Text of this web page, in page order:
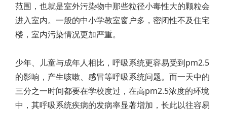
范围，也就是室外污染物中那些粒径小毒性大的颗粒会
进入室内。一般的中小学教室窗户多，密闭性不及住宅
楼，室内污染情况更加严重。
少年、儿童与成年人相比，呼吸系统更容易受到pm2.5
的影响，产生咳嗽、感冒等呼吸系统问题。而一天中的
三分之一时间都要在学校度过，在高pm2.5浓度的环境
中，其呼吸系统疾病的发病率显著增加，长此以往容易